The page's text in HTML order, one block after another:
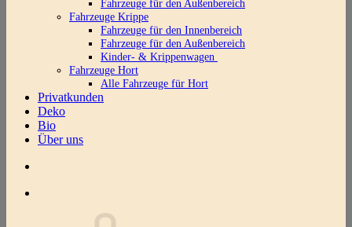
Fahrzeuge für den Außenbereich
Fahrzeuge Krippe
Fahrzeuge für den Innenbereich
Fahrzeuge für den Außenbereich
Kinder- & Krippenwagen
Fahrzeuge Hort
Alle Fahrzeuge für Hort
Privatkunden
Deko
Bio
Über uns